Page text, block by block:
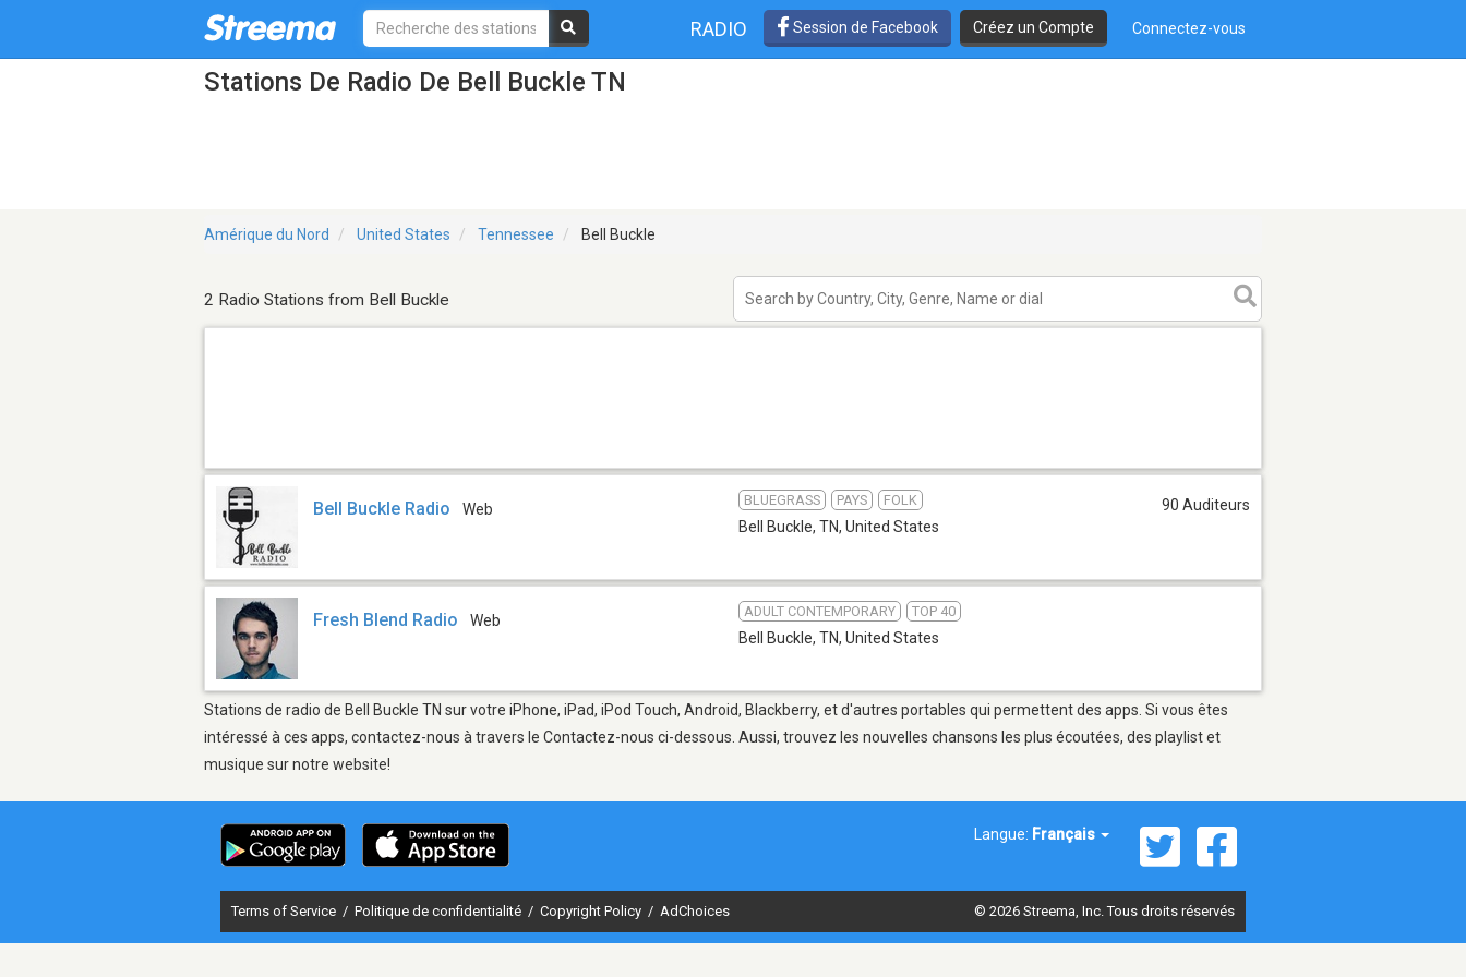
RADIO Session de Facebook Créez un Compte Connectez-vous
Stations De Radio De Bell Buckle TN
Amérique du Nord United States Tennessee Bell Buckle
2 Radio Stations from Bell Buckle
Bell Buckle Radio Web
BLUEGRASS PAYS FOLK
Bell Buckle, TN, United States
90 Auditeurs
Fresh Blend Radio Web
ADULT CONTEMPORARY TOP 40
Bell Buckle, TN, United States
Stations de radio de Bell Buckle TN sur votre iPhone, iPad, iPod Touch, Android, Blackberry, et d'autres portables qui permettent des apps. Si vous êtes
intéressé à ces apps, contactez-nous à travers le Contactez-nous ci-dessous. Aussi, trouvez les nouvelles chansons les plus écoutées, des playlist et
musique sur notre website!
Langue: Français
Terms of Service / Politique de confidentialité / Copyright Policy / AdChoices © 2026 Streema, Inc. Tous droits réservés